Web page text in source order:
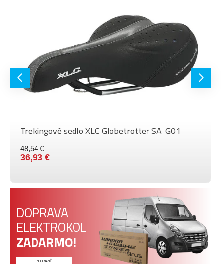
Trekingové sedlo XLC Globetrotter SA-G01
48,54 €
36,93 €
DOPRAVA
ELEKTROKOL
ZADARMO!
ZOBRAZIŤ